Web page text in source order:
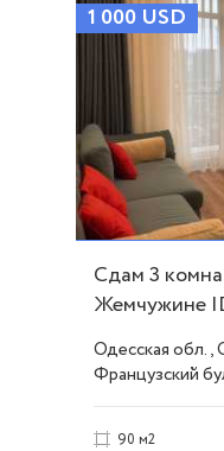
1 000 USD
Сдам 3
Жемчужине
Одесская обл.,
Французский
90 м2